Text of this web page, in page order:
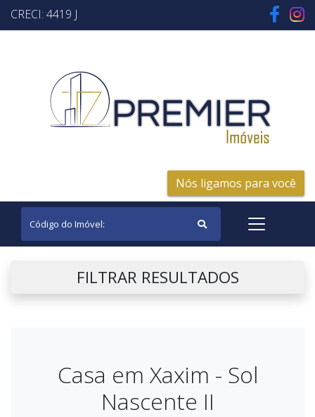
CRECI: 4419 J
Nós ligamos para você
FILTRAR RESULTADOS
Casa em Xaxim - Sol
Nascente II